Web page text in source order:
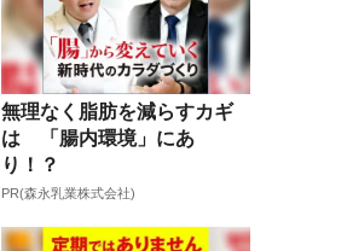
無理なく脂肪を減らすカギ
は 「腸内環境」にあ
り！？
PR(森永乳業株式会社)